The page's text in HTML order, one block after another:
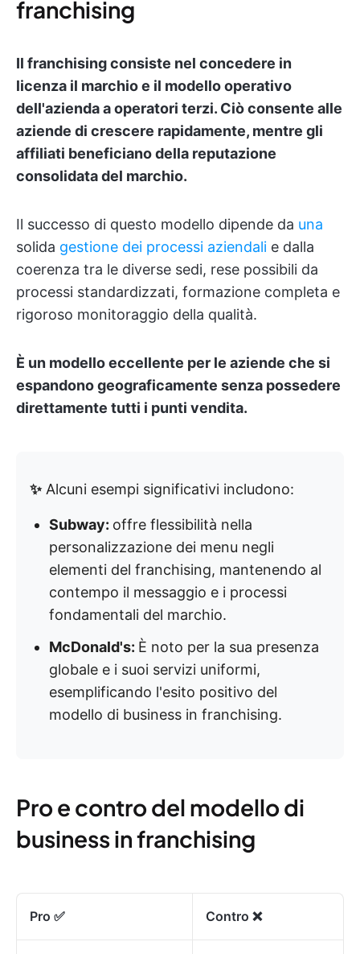
franchising
Il franchising consiste nel concedere in
licenza il marchio e il modello operativo
dell'azienda a operatori terzi. Ciò consente alle
aziende di crescere rapidamente, mentre gli
affiliati beneficiano della reputazione
consolidata del marchio.
Il successo di questo modello dipende da una
solida gestione dei processi aziendali e dalla
coerenza tra le diverse sedi, rese possibili da
processi standardizzati, formazione completa e
rigoroso monitoraggio della qualità.
È un modello eccellente per le aziende che si
espandono geograficamente senza possedere
direttamente tutti i punti vendita.
✨ Alcuni esempi significativi includono:
Subway: offre flessibilità nella
personalizzazione dei menu negli
elementi del franchising, mantenendo al
contempo il messaggio e i processi
fondamentali del marchio.
McDonald's: È noto per la sua presenza
globale e i suoi servizi uniformi,
esemplificando l'esito positivo del
modello di business in franchising.
Pro e contro del modello di
business in franchising
Pro ✅ Contro ❌